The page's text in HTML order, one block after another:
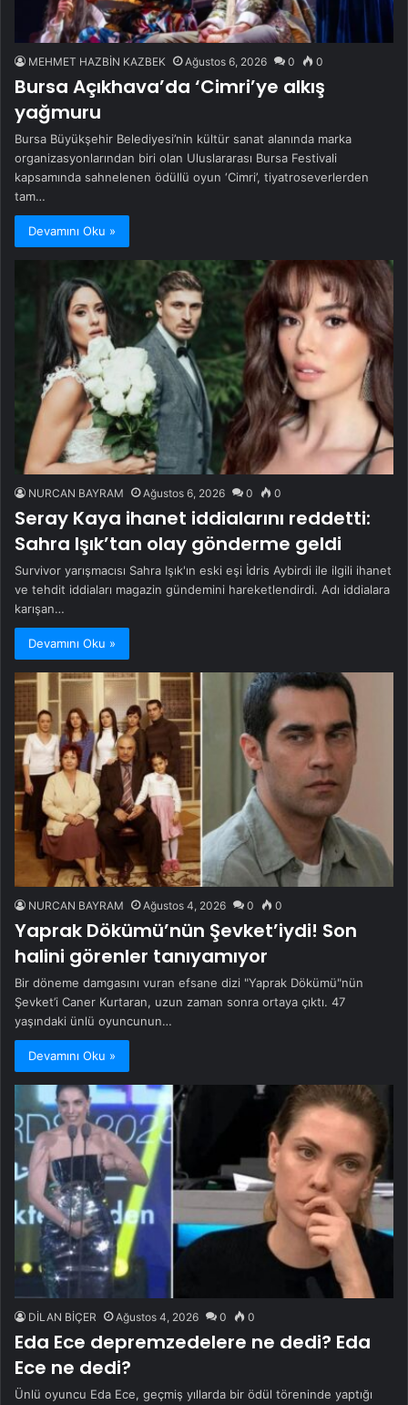
MEHMET HAZBİN KAZBEK Ağustos 6, 2026 0 0
Bursa Açıkhava’da ‘Cimri’ye alkış
yağmuru
Bursa Büyükşehir Belediyesi’nin kültür sanat alanında marka
organizasyonlarından biri olan Uluslararası Bursa Festivali
kapsamında sahnelenen ödüllü oyun ‘Cimri’, tiyatroseverlerden
tam…
Devamını Oku »
NURCAN BAYRAM Ağustos 6, 2026 0 0
Seray Kaya ihanet iddialarını reddetti:
Sahra Işık’tan olay gönderme geldi
Survivor yarışmacısı Sahra Işık'ın eski eşi İdris Aybirdi ile ilgili ihanet
ve tehdit iddiaları magazin gündemini hareketlendirdi. Adı iddialara
karışan…
Devamını Oku »
NURCAN BAYRAM Ağustos 4, 2026 0 0
Yaprak Dökümü’nün Şevket’iydi! Son
halini görenler tanıyamıyor
Bir döneme damgasını vuran efsane dizi "Yaprak Dökümü"nün
Şevket’i Caner Kurtaran, uzun zaman sonra ortaya çıktı. 47
yaşındaki ünlü oyuncunun…
Devamını Oku »
DİLAN BİÇER Ağustos 4, 2026 0 0
Eda Ece depremzedelere ne dedi? Eda
Ece ne dedi?
Ünlü oyuncu Eda Ece, geçmiş yıllarda bir ödül töreninde yaptığı